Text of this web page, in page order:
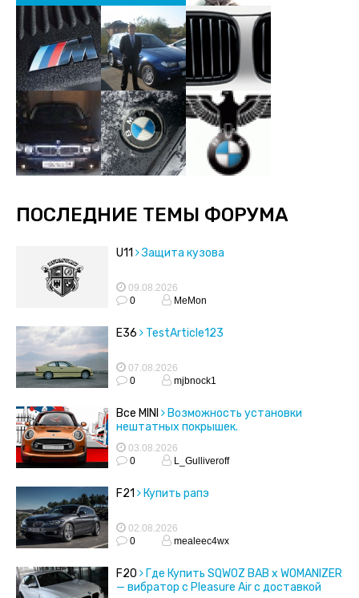
ПОСЛЕДНИЕ ТЕМЫ ФОРУМА
U11 Защита кузова
09.08.2026
0
MeMon
E36 TestArticle123
07.08.2026
0
mjbnock1
Все MINI
Возможность установки
нештатных покрышек.
03.08.2026
0
L_Gulliveroff
F21 Купить рапэ
02.08.2026
0
mealeec4wx
F20
Где Купить SQWOZ BAB x WOMANIZER
— вибратор с Pleasure Air с доставкой